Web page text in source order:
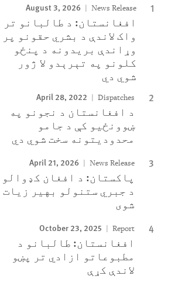
August 3, 2026 News Release
افغانستان: د طالبانو تر
واک لاندې د بشري حقونو پر
وړاندې بریدونه د پنځو
کلونو په تېرېدو لا ژور
شوي دي
April 28, 2022 Dispatches
د افغانستان د نجونو په
ښوونځیو کې د جامو
محدودیتونه سخت شوي دي
April 21, 2026 News Release
پاکستان: د افغان کډوالو
د جبري ستنولو بهیر زیات
شوی
October 23, 2025 Report
افغانستان: طالبانو د
مطبوعاتو ازادي تر پښو
لاندې کړې